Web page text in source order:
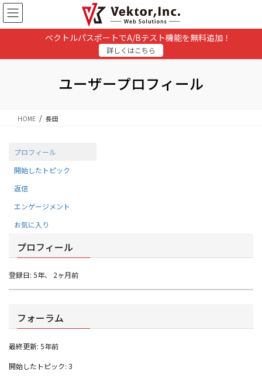
コ
ン
テ
ナ
ビ
ゲ
ベクトルパスポートでA/Bテスト機能を無料追加！
詳しくはこちら
ユーザープロフィール
HOME 長田
プロフィール
開始したトピック
返信
エンゲージメント
お気に入り
プロフィール
登録日: 5年、 2ヶ月前
フォーラム
最終更新: 5年前
開始したトピック: 3